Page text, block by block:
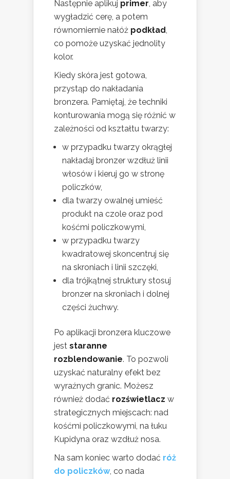
Następnie aplikuj primer, aby
wygładzić cerę, a potem
równomiernie nałóż podkład,
co pomoże uzyskać jednolity
kolor.
Kiedy skóra jest gotowa,
przystąp do nakładania
bronzera. Pamiętaj, że techniki
konturowania mogą się różnić w
zależności od kształtu twarzy:
w przypadku twarzy okrągłej
nakładaj bronzer wzdłuż linii
włosów i kieruj go w stronę
policzków,
dla twarzy owalnej umieść
produkt na czole oraz pod
kośćmi policzkowymi,
w przypadku twarzy
kwadratowej skoncentruj się
na skroniach i linii szczęki,
dla trójkątnej struktury stosuj
bronzer na skroniach i dolnej
części żuchwy.
Po aplikacji bronzera kluczowe
jest staranne
rozblendowanie. To pozwoli
uzyskać naturalny efekt bez
wyraźnych granic. Możesz
również dodać rozświetlacz w
strategicznych miejscach: nad
kośćmi policzkowymi, na łuku
Kupidyna oraz wzdłuż nosa.
Na sam koniec warto dodać róż
do policzków, co nada